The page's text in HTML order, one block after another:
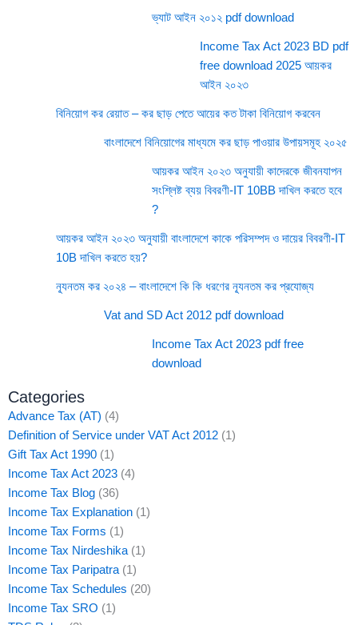
ভ্যাট আইন ২০১২ pdf download
Income Tax Act 2023 BD pdf
free download 2025 আয়কর
আইন ২০২৩
বিনিয়োগ কর রেয়াত – কর ছাড় পেতে আয়ের কত টাকা বিনিয়োগ করবেন
বাংলাদেশে বিনিয়োগের মাধ্যমে কর ছাড় পাওয়ার উপায়সমূহ ২০২৫
আয়কর আইন ২০২৩ অনুযায়ী কাদেরকে জীবনযাপন
সংশ্লিষ্ট ব্যয় বিবরণী-IT 10BB দাখিল করতে হবে
?
আয়কর আইন ২০২৩ অনুযায়ী বাংলাদেশে কাকে পরিসম্পদ ও দায়ের বিবরণী-IT
10B দাখিল করতে হয়?
ন্যূনতম কর ২০২৪ – বাংলাদেশে কি কি ধরণের ন্যূনতম কর প্রযোজ্য
Vat and SD Act 2012 pdf download
Income Tax Act 2023 pdf free
download
Categories
Advance Tax (AT) (4)
Definition of Service under VAT Act 2012 (1)
Gift Tax Act 1990 (1)
Income Tax Act 2023 (4)
Income Tax Blog (36)
Income Tax Explanation (1)
Income Tax Forms (1)
Income Tax Nirdeshika (1)
Income Tax Paripatra (1)
Income Tax Schedules (20)
Income Tax SRO (1)